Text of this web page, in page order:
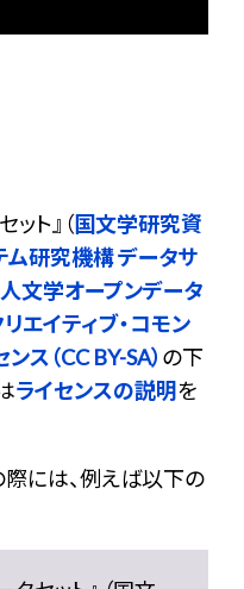
ット 』（国文学研究資
ム研究機構 データサ
文学オープンデータ
エイティブ・コモン
ス（CC BY-SA） の下
ライセンスの説明を
には、例えば以下の